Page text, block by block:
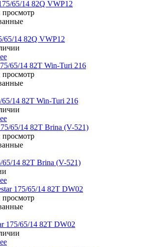
65/14 82Q VWP12
14 82T Win-Turi 216
65/14 82T Brina (V-521)
175/65/14 82T DW02